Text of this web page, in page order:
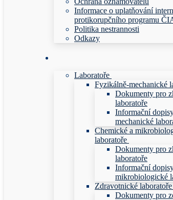
Informace o uplatňování
protikorupčního programu
Politika nestrannosti
Odkazy
Laboratoře
Fyzikálně-mechanické
Dokumenty pro
laboratoře
Informační
mechanické
Chemické a
laboratoře
Dokumenty pro
laboratoře
Informační
mikrobiologické
Zdravotnické laboratoře
Dokumenty pro